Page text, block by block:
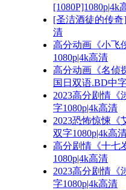
[1080P]1080p|4k
[圣洁酒徒的传奇
清
高分动画《小飞
1080p|4k高清
高分动画《名侦
国日双语.BD中
2023高分剧情《
字1080p|4k高清
2023恐怖惊悚《
双字1080p|4k高
高分剧情《十七
1080p|4k高清
2023高分剧情《
字1080p|4k高清